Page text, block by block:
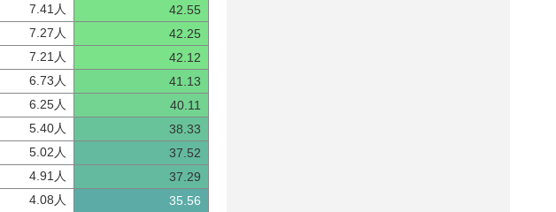
7.41人
42.55
7.27人
42.25
7.21人
42.12
6.73人
41.13
6.25人
40.11
5.40人
38.33
5.02人
37.52
4.91人
37.29
4.08人
35.56